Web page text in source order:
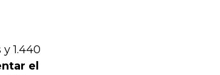
1.440
el